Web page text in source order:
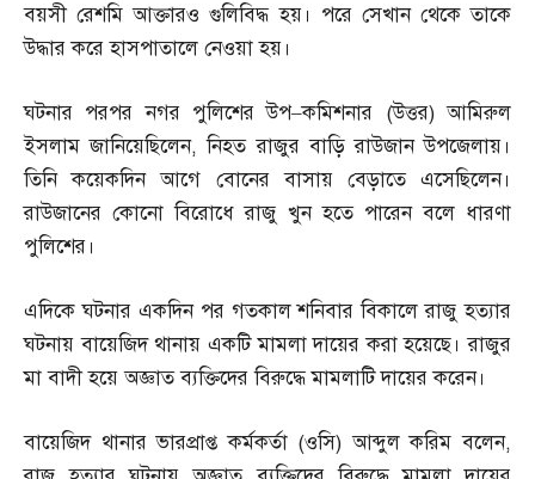
বয়সী রেশমি আক্তারও গুলিবিদ্ধ হয়। পরে সেখান থেকে তাকে
উদ্ধার করে হাসপাতালে নেওয়া হয়।
ঘটনার পরপর নগর পুলিশের উপ–কমিশনার (উত্তর)আমিরুল
ইসলাম জানিয়েছিলেন,নিহত রাজুর বাড়ি রাউজান উপজেলায়।
তিনি কয়েকদিন আগে বোনের বাসায় বেড়াতে এসেছিলেন।
রাউজানের কোনো বিরোধে রাজু খুন হতে পারেন বলে ধারণা
পুলিশের।
এদিকে ঘটনার একদিন পর গতকাল শনিবার বিকালে রাজু হত্যার
ঘটনায় বায়েজিদ থানায় একটি মামলা দায়ের করা হয়েছে। রাজুর
মা বাদী হয়ে অজ্ঞাত ব্যক্তিদের বিরুদ্ধে মামলাটি দায়ের করেন।
বায়েজিদ থানার ভারপ্রাপ্ত কর্মকর্তা (ওসি)আব্দুল করিম বলেন,